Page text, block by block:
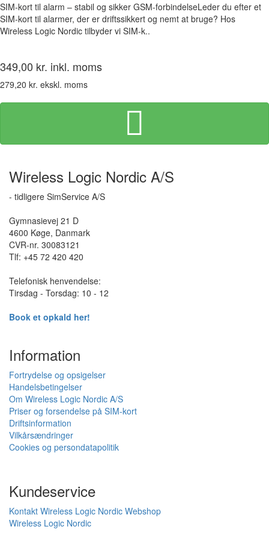
SIM-kort til alarm – stabil og sikker GSM-forbindelseLeder du efter et
SIM-kort til alarmer, der er driftssikkert og nemt at bruge? Hos
Wireless Logic Nordic tilbyder vi SIM-k..
349,00 kr. inkl. moms
279,20 kr. ekskl. moms
Wireless Logic Nordic A/S
- tidligere SimService A/S
Gymnasievej 21 D
4600 Køge, Danmark
CVR-nr. 30083121
Tlf: +45 72 420 420
Telefonisk henvendelse:
Tirsdag - Torsdag: 10 - 12
Book et opkald her!
Information
Fortrydelse og opsigelser
Handelsbetingelser
Om Wireless Logic Nordic A/S
Priser og forsendelse på SIM-kort
Driftsinformation
Vilkårsændringer
Cookies og persondatapolitik
Kundeservice
Kontakt Wireless Logic Nordic Webshop
Wireless Logic Nordic